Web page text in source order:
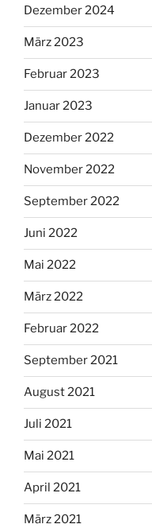
Dezember 2024
März 2023
Februar 2023
Januar 2023
Dezember 2022
November 2022
September 2022
Juni 2022
Mai 2022
März 2022
Februar 2022
September 2021
August 2021
Juli 2021
Mai 2021
April 2021
März 2021